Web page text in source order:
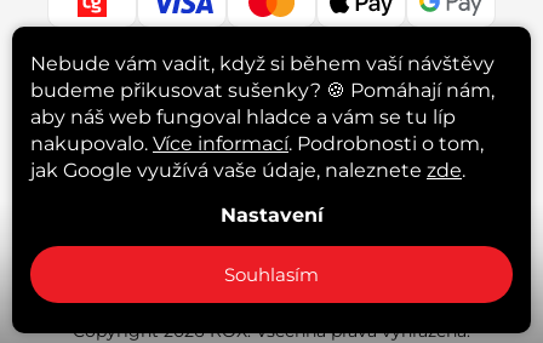
Nebude vám vadit, když si během vaší návštěvy
budeme přikusovat sušenky? 🍪 Pomáhají nám,
aby náš web fungoval hladce a vám se tu líp
nakupovalo. Více informací. Podrobnosti o tom,
jak Google využívá vaše údaje, naleznete zde.
Nastavení
Souhlasím
RYCHLÉ DORUČENÍ
INSTAGRAM
Sledovat na Instagramu
Copyright 2026ROX. Všechna práva vyhrazena.